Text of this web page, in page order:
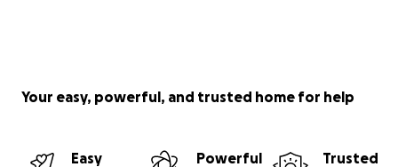
Your easy, powerful, and trusted home for help
Easy
Powerful
Trusted